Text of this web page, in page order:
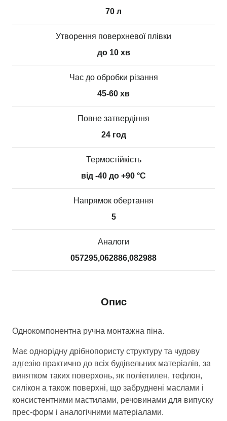
70 л
Утворення поверхневої плівки
до 10 хв
Час до обробки різання
45-60 хв
Повне затвердіння
24 год
Термостійкість
від -40 до +90 °С
Напрямок обертання
5
Аналоги
057295,062886,082988
Опис
Однокомпонентна ручна монтажна піна.
Має однорідну дрібнопористу структуру та чудову
адгезію практично до всіх будівельних матеріалів, за
винятком таких поверхонь, як поліетилен, тефлон,
силікон а також поверхні, що забруднені маслами і
консистентними мастилами, речовинами для випуску
прес-форм і аналогічними матеріалами.